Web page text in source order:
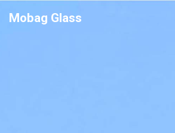
Mobag Glass